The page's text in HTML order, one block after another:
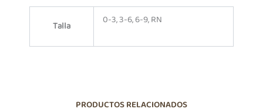
Talla 0-3, 3-6, 6-9, RN
PRODUCTOS RELACIONADOS